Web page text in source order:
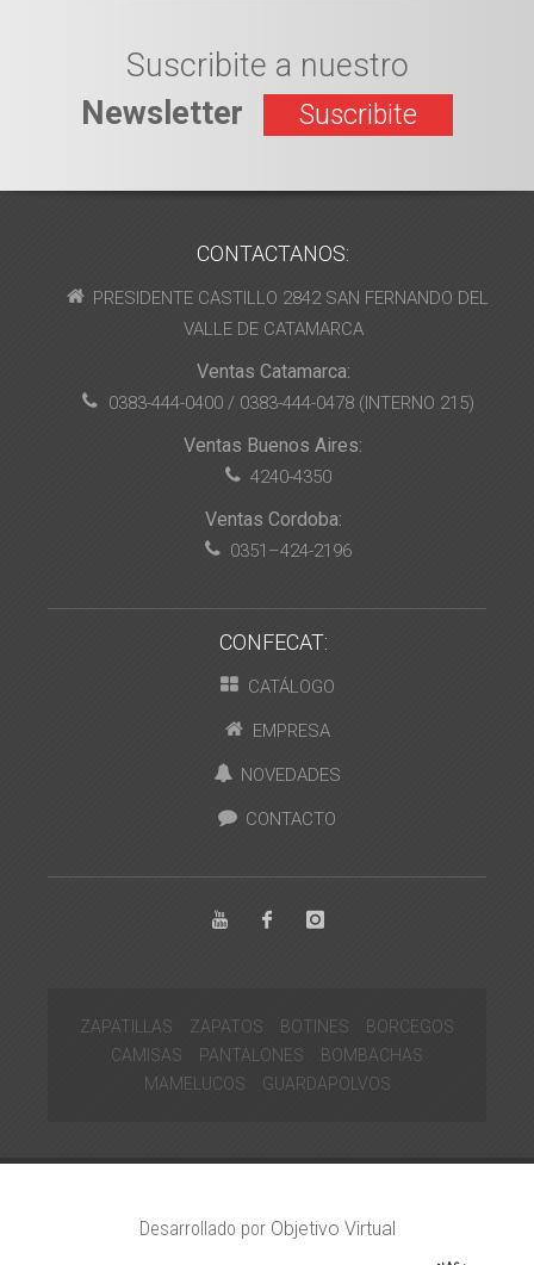
Suscribite a nuestro
Newsletter
Suscribite
CONTACTANOS:
PRESIDENTE CASTILLO 2842 SAN FERNANDO DEL
VALLE DE CATAMARCA
Ventas Catamarca:
0383-444-0400 / 0383-444-0478 (INTERNO 215)
Ventas Buenos Aires:
4240-4350
Ventas Cordoba:
0351–424-2196
CONFECAT:
CATÁLOGO
EMPRESA
NOVEDADES
CONTACTO
ZAPATILLAS ZAPATOS BOTINES
BORCEGOS
CAMISAS
PANTALONES
BOMBACHAS
MAMELUCOS
GUARDAPOLVOS
Desarrollado por Objetivo Virtual